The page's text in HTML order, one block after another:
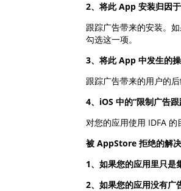
2、将此 App 安装归因
跟踪广告带来的安装。
勾选这一项。
3、将此 App 中发生的
跟踪广告带来的用户的
4、iOS 中的“限制广告
对您的应用使用 IDFA
被 AppStore 拒绝的解
1、如果您的应用里只是
2、如果您的应用没有广